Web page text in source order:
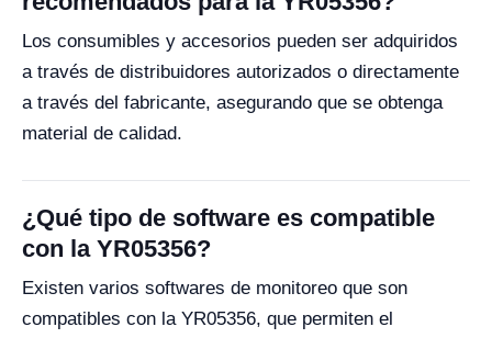
Los consumibles y accesorios pueden ser adquiridos
a través de distribuidores autorizados o directamente
a través del fabricante, asegurando que se obtenga
material de calidad.
¿Qué tipo de software es compatible
con la YR05356?
Existen varios softwares de monitoreo que son
compatibles con la YR05356, que permiten el